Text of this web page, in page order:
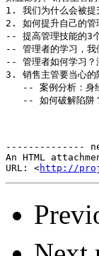
1. 我们为什么会被提
2. 如何提升自己的管
-- 提高管理技能的3
-- 管理者的学习，我
-- 管理者如何学习？
3. 销售主管要当心的
-- 案例分析：身
-- 如何破解陷阱
--------------
An HTML
URL: <http://